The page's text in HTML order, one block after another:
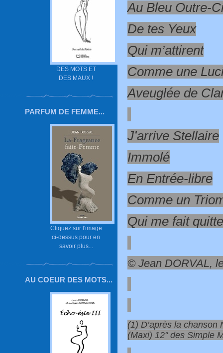
DES MOTS ET
DES MAUX !
PARFUM DE FEMME...
Cliquez sur l'image
ci-dessus pour en
savoir plus...
AU COEUR DES MOTS...
Au Bleu Outre-
De tes Yeux
Qui m’attirent
Comme une
Aveuglée de
J’arrive Stellaire
Immolé
En Entrée-libre
Comme un
Qui me fait
© Jean DORVAL,
(1) D’après la chanson
(Maxi) 12" des Simple